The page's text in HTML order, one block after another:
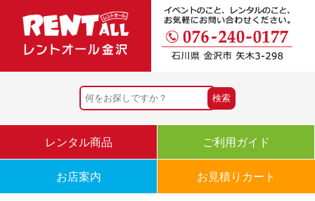
レンタル商品 ご利用ガイド
お店案内 お見積りカート